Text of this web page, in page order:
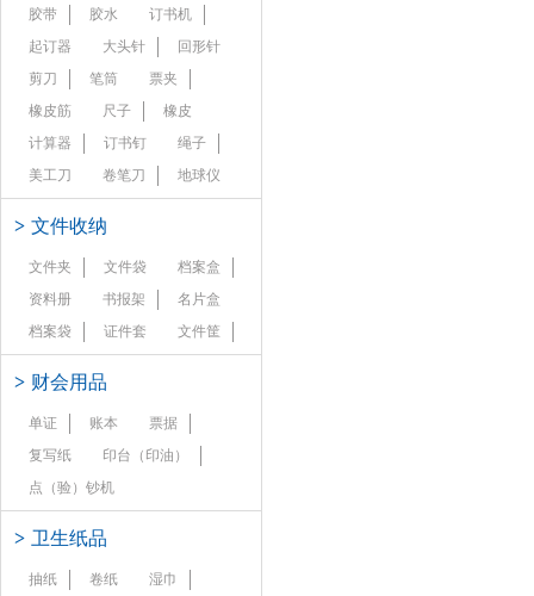
胶带 胶水
订书机
起订器
大头针
回形针
剪刀
笔筒
票夹
橡皮筋
尺子
橡皮
计算器
订书钉
绳子
美工刀
卷笔刀 地球仪
> 文件收纳
文件夹 文件袋
档案盒
资料册
书报架
名片盒
档案袋
证件套 文件筐
> 财会用品
单证 账本
票据
复写纸
印台（印油）
点（验）钞机
> 卫生纸品
抽纸 卷纸 湿巾